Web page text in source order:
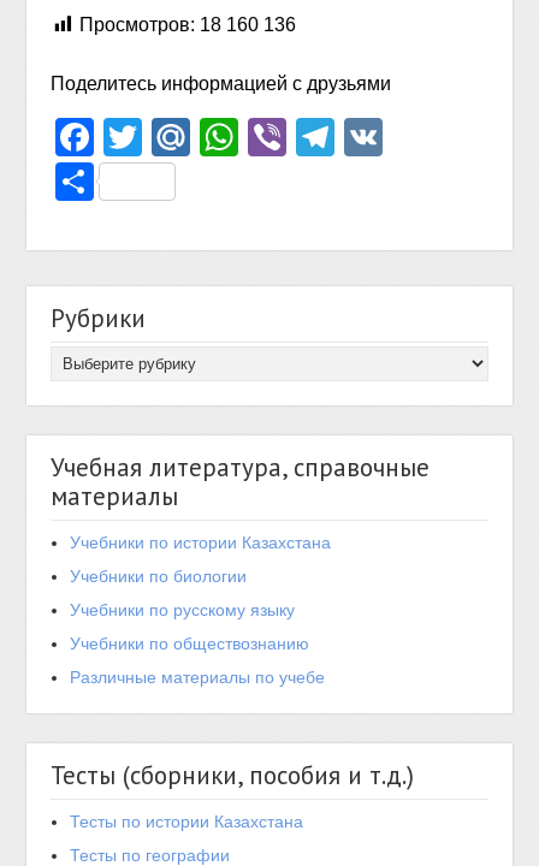
Просмотров: 18 160 136
Поделитесь информацией с друзьями
Facebook
TwitterMail.Ru
WhatsApp
ViberTelegram
Отправить
Рубрики
Учебная литература, справочные
материалы
Учебники по истории Казахстана
Учебники по биологии
Учебники по русскому языку
Учебники по обществознанию
Различные материалы по учебе
Тесты (сборники, пособия и т.д.)
Тесты по истории Казахстана
Тесты по географии